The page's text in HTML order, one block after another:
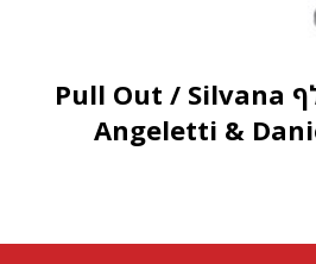
ברז מטבח נשלף Pull Out / Silvana
Angeletti &